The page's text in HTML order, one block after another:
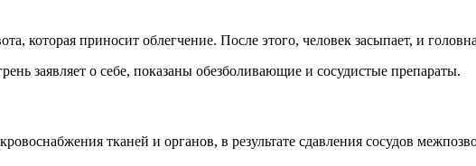
которая приносит облегчение. После этого, человек засыпает, и
заявляет о себе, показаны обезболивающие и сосудистые препараты.
тканей и органов, в результате сдавления сосудов